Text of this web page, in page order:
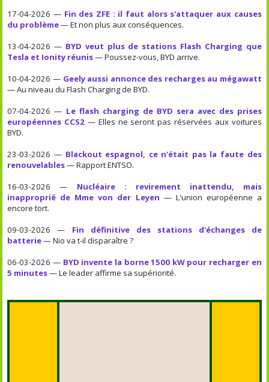
17-04-2026 — Fin des ZFE : il faut alors s'attaquer aux causes
du problème— Et non plus aux conséquences.
13-04-2026 — BYD veut plus de stations Flash Charging que
Tesla et Ionity réunis— Poussez-vous, BYD arrive.
10-04-2026 — Geely aussi annonce des recharges au mégawatt
— Au niveau du Flash Charging de BYD.
07-04-2026 — Le flash charging de BYD sera avec des prises
européennes CCS2 — Elles ne seront pas réservées aux voitures
BYD.
23-03-2026 — Blackout espagnol, ce n'était pas la faute des
renouvelables— Rapport ENTSO.
16-03-2026 — Nucléaire : revirement inattendu, mais
inapproprié de Mme von der Leyen — L'union européenne a
encore tort.
09-03-2026 — Fin définitive des stations d'échanges de
batterie— Nio va t-il disparaître ?
06-03-2026 — BYD invente la borne 1500 kW pour recharger en
5 minutes— Le leader affirme sa supériorité.